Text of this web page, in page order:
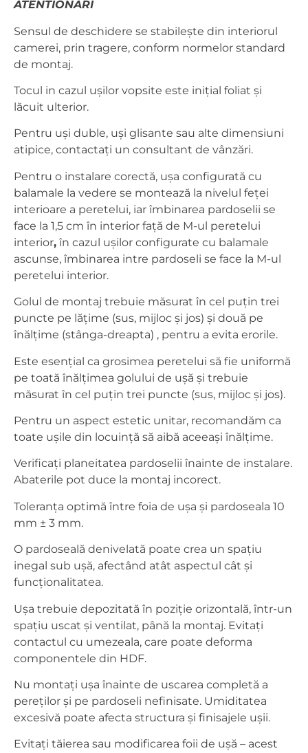
ATENTIONĂRI
Sensul de deschidere se stabilește din interiorul
camerei, prin tragere, conform normelor standard
de montaj.
Tocul in cazul ușilor vopsite este inițial foliat și
lăcuit ulterior.
Pentru uși duble, uși glisante sau alte dimensiuni
atipice, contactați un consultant de vânzări.
Pentru o instalare corectă, ușa configurată cu
balamale la vedere se montează la nivelul feței
interioare a peretelui, iar îmbinarea pardoselii se
face la 1,5 cm în interior față de M-ul peretelui
interior, în cazul ușilor configurate cu balamale
ascunse, îmbinarea intre pardoseli se face la M-ul
peretelui interior.
Golul de montaj trebuie măsurat în cel puțin trei
puncte pe lățime (sus, mijloc și jos) și două pe
înălțime (stânga-dreapta) , pentru a evita erorile.
Este esențial ca grosimea peretelui să fie uniformă
pe toată înălțimea golului de ușă și trebuie
măsurat în cel puțin trei puncte (sus, mijloc și jos).
Pentru un aspect estetic unitar, recomandăm ca
toate ușile din locuință să aibă aceeași înălțime.
Verificați planeitatea pardoselii înainte de instalare.
Abaterile pot duce la montaj incorect.
Toleranța optimă între foia de ușa și pardoseala 10
mm ± 3 mm.
O pardoseală denivelată poate crea un spațiu
inegal sub ușă, afectând atât aspectul cât și
funcționalitatea.
Ușa trebuie depozitată în poziție orizontală, într-un
spațiu uscat și ventilat, până la montaj. Evitați
contactul cu umezeala, care poate deforma
componentele din HDF.
Nu montați ușa înainte de uscarea completă a
pereților și pe pardoseli nefinisate. Umiditatea
excesivă poate afecta structura și finisajele ușii.
Evitați tăierea sau modificarea foii de ușă – acest